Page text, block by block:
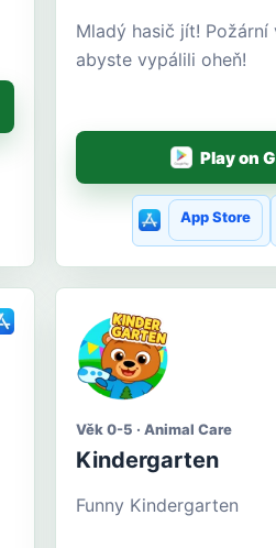
Mladý hasič jít! Požární
abyste vypálili oheň!
Play on
App Store
Věk 0-5 · Animal Care
Kindergarten
Funny Kindergarten